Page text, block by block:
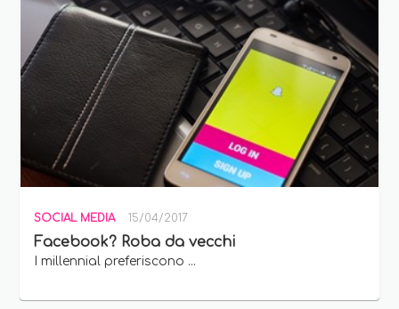
SOCIAL MEDIA 15/04/2017
Facebook? Roba da vecchi
I millennial preferiscono ...